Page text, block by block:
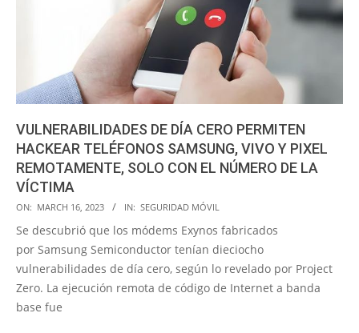
VULNERABILIDADES DE DÍA CERO PERMITEN
HACKEAR TELÉFONOS SAMSUNG, VIVO Y PIXEL
REMOTAMENTE, SOLO CON EL NÚMERO DE LA
VÍCTIMA
2023-
03-
16
ON: MARCH 16, 2023 IN: SEGURIDAD MÓVIL
Se descubrió que los módems Exynos fabricados
por Samsung Semiconductor tenían dieciocho
vulnerabilidades de día cero, según lo revelado por Project
Zero. La ejecución remota de código de Internet a banda
base fue